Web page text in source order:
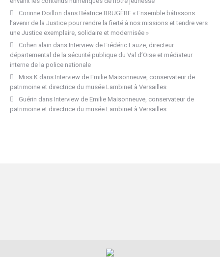
Corinne Doillon dans Béatrice BRUGÈRE « Ensemble bâtissons
l’avenir de la Justice pour rendre la fierté à nos missions et tendre vers
une Justice exemplaire, solidaire et modernisée »
Cohen alain dans Interview de Frédéric Lauze, directeur
départemental de la sécurité publique du Val d’Oise et médiateur
interne de la police nationale
Miss K dans Interview de Emilie Maisonneuve, conservateur de
patrimoine et directrice du musée Lambinet à Versailles
Guérin dans Interview de Emilie Maisonneuve, conservateur de
patrimoine et directrice du musée Lambinet à Versailles